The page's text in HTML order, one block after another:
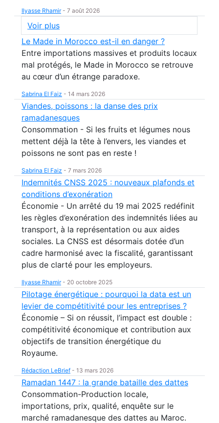
Ilyasse Rhamir- 7 août 2026
Voir plus
Le Made in Morocco est-il en danger ?
Entre importations massives et produits locaux
mal protégés, le Made in Morocco se retrouve
au cœur d’un étrange paradoxe.
Sabrina El Faiz - 14 mars 2026
Viandes, poissons : la danse des prix
ramadanesques
Consommation - Si les fruits et légumes nous
mettent déjà la tête à l’envers, les viandes et
poissons ne sont pas en reste !
Sabrina El Faiz - 7 mars 2026
Indemnités CNSS 2025 : nouveaux plafonds et
conditions d’exonération
Économie - Un arrêté du 19 mai 2025 redéfinit
les règles d’exonération des indemnités liées au
transport, à la représentation ou aux aides
sociales. La CNSS est désormais dotée d’un
cadre harmonisé avec la fiscalité, garantissant
plus de clarté pour les employeurs.
Ilyasse Rhamir- 20 octobre 2025
Pilotage énergétique : pourquoi la data est un
levier de compétitivité pour les entreprises ?
Économie – Si on réussit, l’impact est double :
compétitivité économique et contribution aux
objectifs de transition énergétique du
Royaume.
Rédaction LeBrief - 13 mars 2026
Ramadan 1447 : la grande bataille des dattes
Consommation-Production locale,
importations, prix, qualité, enquête sur le
marché ramadanesque des dattes au Maroc.